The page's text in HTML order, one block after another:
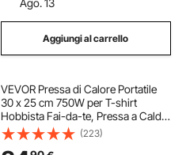
Ago. 13
Aggiungi al carrello
VEVOR Pressa di Calore Portatile
30 x 25 cm 750W per T-shirt
Hobbista Fai-da-te, Pressa a Caldo
Portatile Piastra Termica 30 x 25 cm
Temperatura 40-205 ℃,
(223)